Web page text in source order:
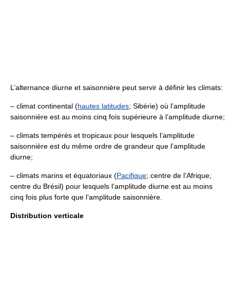
L’alternance diurne et saisonnière peut servir à définir les climats:
– climat continental (hautes latitudes; Sibérie) où l’amplitude
saisonnière est au moins cinq fois supérieure à l’amplitude diurne;
– climats tempérés et tropicaux pour lesquels l’amplitude
saisonnière est du même ordre de grandeur que l’amplitude
diurne;
– climats marins et équatoriaux (Pacifique; centre de l’Afrique;
centre du Brésil) pour lesquels l’amplitude diurne est au moins
cinq fois plus forte que l’amplitude saisonnière.
Distribution verticale